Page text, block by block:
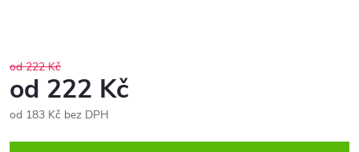
od 222 Kč
od 222 Kč
od 183 Kč bez DPH